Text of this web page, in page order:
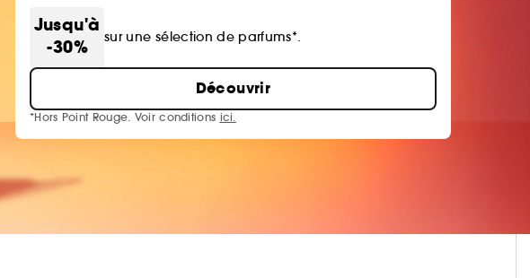
Jusqu'à
-30%
sur une sélection de parfums*.
Découvrir
*Hors Point Rouge. Voir conditions ici.